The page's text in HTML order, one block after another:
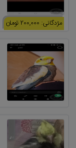
مژدگانی: 200,000 تومان